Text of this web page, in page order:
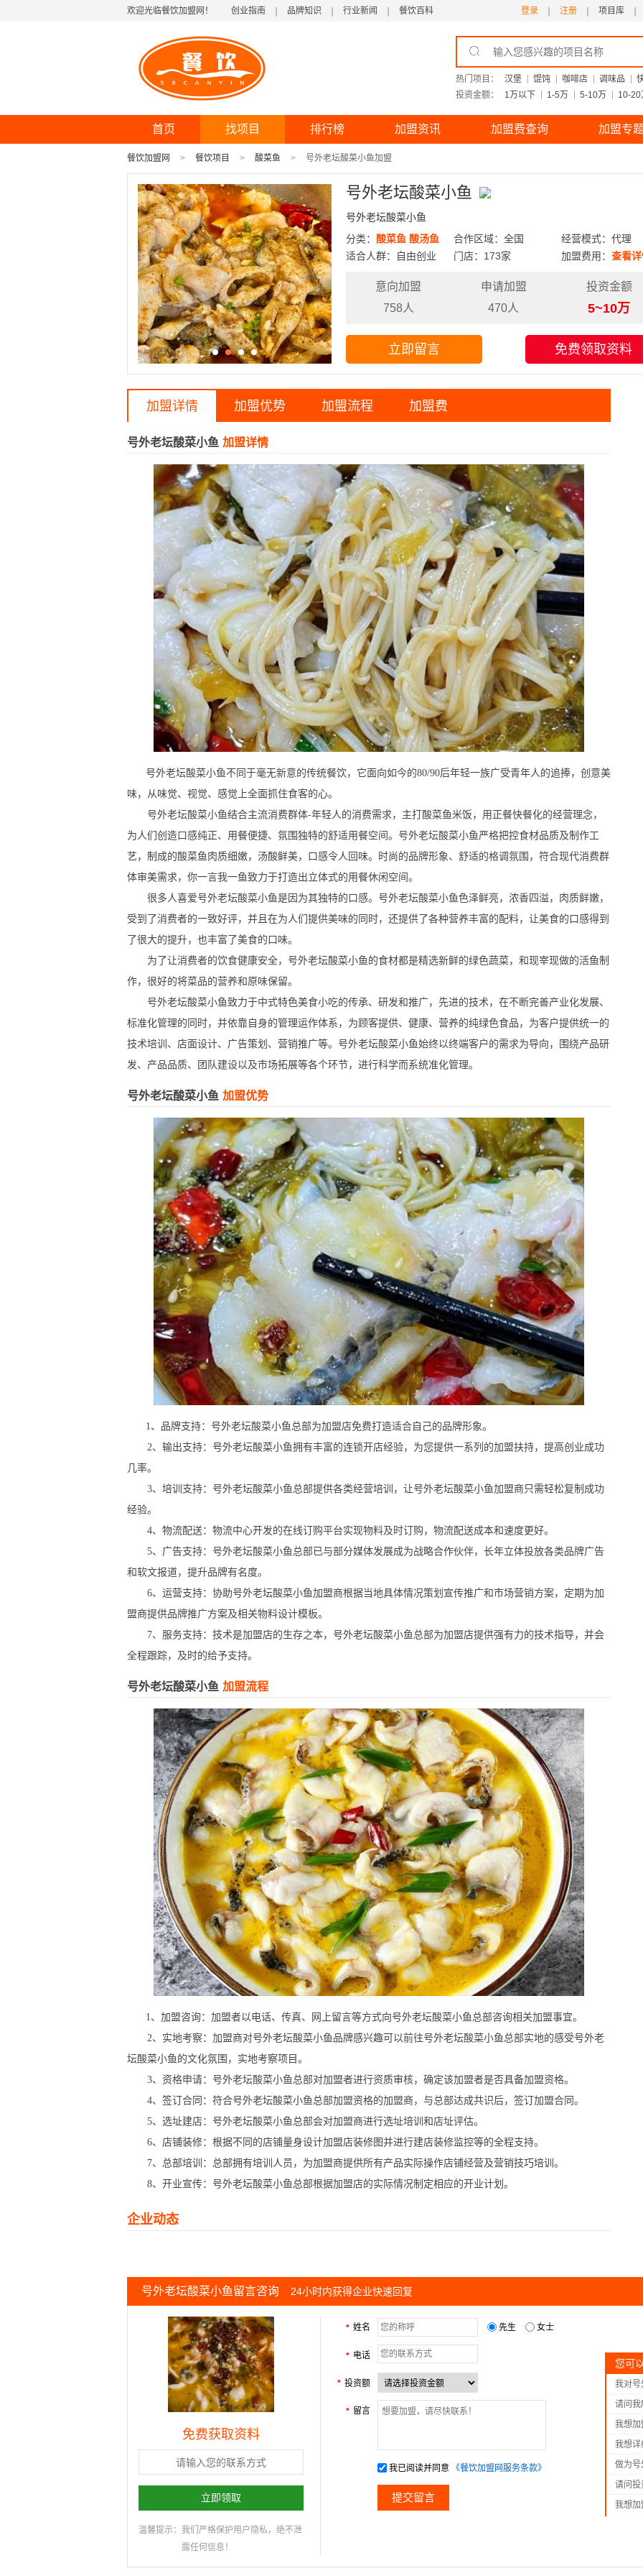
欢迎光临餐饮加盟网！ 创业指南 品牌知识 行业新闻 餐饮百科 项目库
注册
登录
热门项目： 汉堡 馄饨 咖啡店 调味品
投资金额：
1万以下 1-5万 5-10万 10-20
首页 找项目 排行榜 加盟资讯 加盟费查询 加盟专
餐饮加盟网 餐饮项目 酸菜鱼 号外老坛酸菜小鱼加盟
号外老坛酸菜小鱼
号外老坛酸菜小鱼
分类： 酸菜鱼 酸汤鱼
适合人群：自由创业
合作区域：全国
门店：173家
经营模式：代理
加盟费用： 查看
意向加盟
758人
申请加盟
470人
投资金额
5~10万
立即留言 免费领取资料
加盟详情 加盟优势 加盟流程 加盟费
号外老坛酸菜小鱼 加盟详情
号外老坛酸菜小鱼不同于毫无新意的传统餐饮，它面向如今的80/90后年轻一族广受青年人的追捧，创意美
味，从味觉、视觉、感觉上全面抓住食客的心。
号外老坛酸菜小鱼结合主流消费群体-年轻人的消费需求，主打酸菜鱼米饭，用正餐快餐化的经营理念，
为人们创造口感纯正、用餐便捷、氛围独特的舒适用餐空间。号外老坛酸菜小鱼严格把控食材品质及制作工
艺，制成的酸菜鱼肉质细嫩，汤酸鲜美，口感令人回味。时尚的品牌形象、舒适的格调氛围，符合现代消费群
体审美需求，你一言我一鱼致力于打造出立体式的用餐休闲空间。
很多人喜爱号外老坛酸菜小鱼是因为其独特的口感。号外老坛酸菜小鱼色泽鲜亮，浓香四溢，肉质鲜嫩，
受到了消费者的一致好评，并且在为人们提供美味的同时，还提供了各种营养丰富的配料，让美食的口感得到
了很大的提升，也丰富了美食的口味。
为了让消费者的饮食健康安全，号外老坛酸菜小鱼的食材都是精选新鲜的绿色蔬菜，和现宰现做的活鱼制
作，很好的将菜品的营养和原味保留。
号外老坛酸菜小鱼致力于中式特色美食小吃的传承、研发和推广，先进的技术，在不断完善产业化发展、
标准化管理的同时，并依靠自身的管理运作体系，为顾客提供、健康、营养的纯绿色食品，为客户提供统一的
技术培训、店面设计、广告策划、营销推广等。号外老坛酸菜小鱼始终以终端客户的需求为导向，围绕产品研
发、产品品质、团队建设以及市场拓展等各个环节，进行科学而系统准化管理。
号外老坛酸菜小鱼 加盟优势
1、品牌支持：号外老坛酸菜小鱼总部为加盟店免费打造适合自己的品牌形象。
2、输出支持：号外老坛酸菜小鱼拥有丰富的连锁开店经验，为您提供一系列的加盟扶持，提高创业成功
几率。
3、培训支持：号外老坛酸菜小鱼总部提供各类经营培训，让号外老坛酸菜小鱼加盟商只需轻松复制成功
经验。
4、物流配送：物流中心开发的在线订购平台实现物料及时订购，物流配送成本和速度更好。
5、广告支持：号外老坛酸菜小鱼总部已与部分媒体发展成为战略合作伙伴，长年立体投放各类品牌广告
和软文报道，提升品牌有名度。
6、运营支持：协助号外老坛酸菜小鱼加盟商根据当地具体情况策划宣传推广和市场营销方案，定期为加
盟商提供品牌推广方案及相关物料设计模板。
7、服务支持：技术是加盟店的生存之本，号外老坛酸菜小鱼总部为加盟店提供强有力的技术指导，并会
全程跟踪，及时的给予支持。
号外老坛酸菜小鱼 加盟流程
1、加盟咨询：加盟者以电话、传真、网上留言等方式向号外老坛酸菜小鱼总部咨询相关加盟事宜。
2、实地考察：加盟商对号外老坛酸菜小鱼品牌感兴趣可以前往号外老坛酸菜小鱼总部实地的感受号外老
坛酸菜小鱼的文化氛围，实地考察项目。
3、资格申请：号外老坛酸菜小鱼总部对加盟者进行资质审核，确定该加盟者是否具备加盟资格。
4、签订合同：符合号外老坛酸菜小鱼总部加盟资格的加盟商，与总部达成共识后，签订加盟合同。
5、选址建店：号外老坛酸菜小鱼总部会对加盟商进行选址培训和店址评估。
6、店铺装修：根据不同的店铺量身设计加盟店装修图并进行建店装修监控等的全程支持。
7、总部培训：总部拥有培训人员，为加盟商提供所有产品实际操作店铺经营及营销技巧培训。
8、开业宣传：号外老坛酸菜小鱼总部根据加盟店的实际情况制定相应的开业计划。
企业动态
号外老坛酸菜小鱼留言咨询 24小时内获得企业快速回复
免费获取资料
立即领取
温馨提示： 我们严格保护用户隐私，绝不泄
露任何信息！
您可
我对号
我！
请问我
我想加
我想详
我联系
做为号
持？
请问投
我想加
* 姓名 先生 女士
* 电话
* 投资额
* 留言
我已阅读并同意 《餐饮加盟网服务条款》